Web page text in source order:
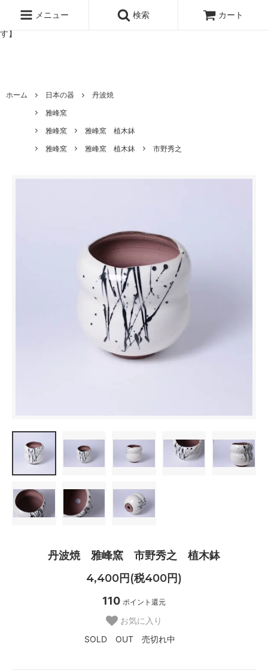
ッタのオンラインストア【アラビア,クイストゴーなどの北欧ヴィンテ
ージ食器,雅峰窯やソルテグラスジュエリーなどの作家の作品が並びま
す】
メニュー 検索 カート
ホーム 日本の器
丹波焼
雅峰窯
雅峰窯
雅峰窯 植木鉢
雅峰窯
雅峰窯 植木鉢 市野秀之
丹波焼 雅峰窯 市野秀之 植木鉢
4,400円(税400円)
110 ポイント還元
お気に入り
SOLD OUT 売切れ中